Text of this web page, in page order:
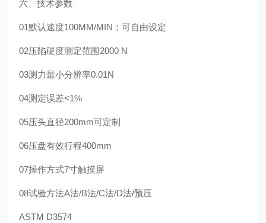
六、技术参数
01默认速度100MM/MIN；可自由设定
02压陷硬度测定范围 2000 N
03测力最小分辨率0.01N
04测定误差<1%
05压头直径200mm可定制
06压盘有效行程400mm
07操作方式7寸触摸屏
08试验方法A法/B法/C法/D法/预压
ASTM D3574